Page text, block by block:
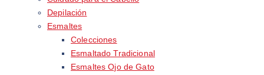
Depilación
Esmaltes
Colecciones
Esmaltado Tradicional
Esmaltes Ojo de Gato